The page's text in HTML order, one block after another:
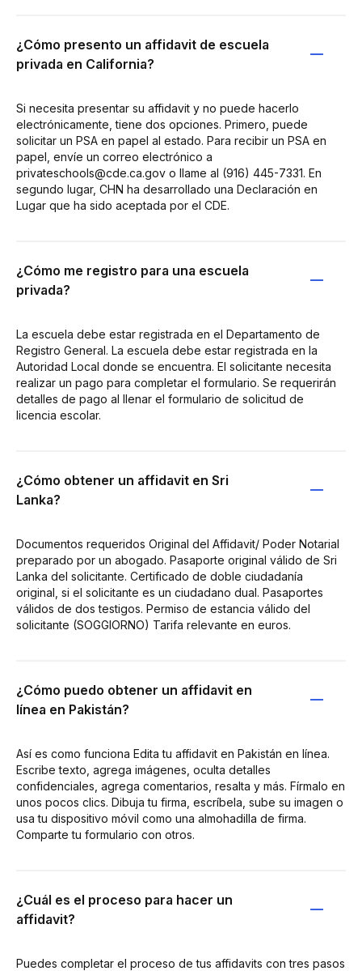
¿Cómo presento un affidavit de escuela
privada en California?
Si necesita presentar su affidavit y no puede hacerlo
electrónicamente, tiene dos opciones. Primero, puede
solicitar un PSA en papel al estado. Para recibir un PSA en
papel, envíe un correo electrónico a
privateschools@cde.ca.gov o llame al (916) 445-7331. En
segundo lugar, CHN ha desarrollado una Declaración en
Lugar que ha sido aceptada por el CDE.
¿Cómo me registro para una escuela
privada?
La escuela debe estar registrada en el Departamento de
Registro General. La escuela debe estar registrada en la
Autoridad Local donde se encuentra. El solicitante necesita
realizar un pago para completar el formulario. Se requerirán
detalles de pago al llenar el formulario de solicitud de
licencia escolar.
¿Cómo obtener un affidavit en Sri
Lanka?
Documentos requeridos Original del Affidavit/ Poder Notarial
preparado por un abogado. Pasaporte original válido de Sri
Lanka del solicitante. Certificado de doble ciudadanía
original, si el solicitante es un ciudadano dual. Pasaportes
válidos de dos testigos. Permiso de estancia válido del
solicitante (SOGGIORNO) Tarifa relevante en euros.
¿Cómo puedo obtener un affidavit en
línea en Pakistán?
Así es como funciona Edita tu affidavit en Pakistán en línea.
Escribe texto, agrega imágenes, oculta detalles
confidenciales, agrega comentarios, resalta y más. Fírmalo en
unos pocos clics. Dibuja tu firma, escríbela, sube su imagen o
usa tu dispositivo móvil como una almohadilla de firma.
Comparte tu formulario con otros.
¿Cuál es el proceso para hacer un
affidavit?
Puedes completar el proceso de tus affidavits con tres pasos